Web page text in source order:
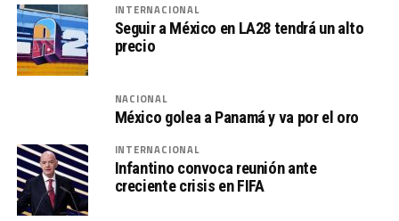
INTERNACIONAL
Seguir a México en LA28 tendrá un alto
precio
NACIONAL
México golea a Panamá y va por el oro
INTERNACIONAL
Infantino convoca reunión ante
creciente crisis en FIFA